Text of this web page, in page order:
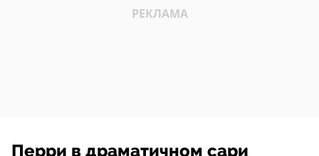
Перри в драматичном сари